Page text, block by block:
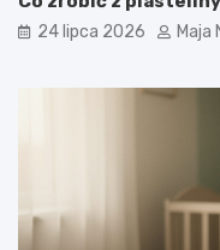
24 lipca 2026 Maja